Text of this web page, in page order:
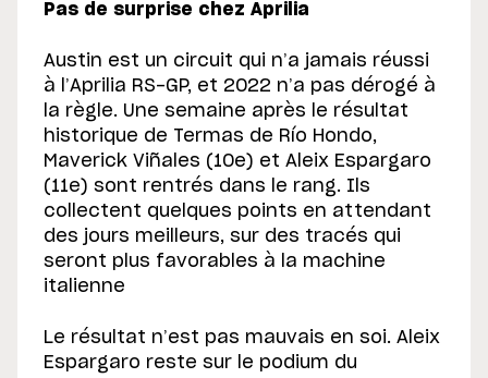
Pas de surprise chez Aprilia
Austin est un circuit qui n’a jamais réussi
à l’Aprilia RS-GP, et 2022 n’a pas dérogé à
la règle. Une semaine après le résultat
historique de Termas de Río Hondo,
Maverick Viñales (10e) et Aleix Espargaro
(11e) sont rentrés dans le rang. Ils
collectent quelques points en attendant
des jours meilleurs, sur des tracés qui
seront plus favorables à la machine
italienne
Le résultat n’est pas mauvais en soi. Aleix
Espargaro reste sur le podium du